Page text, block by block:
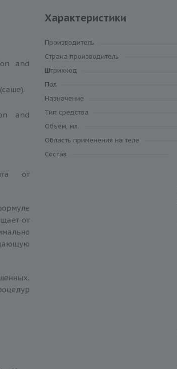
and
and
от
от
Характеристики
Производитель
Cтрана производитель
Штрихкод
Пол
Назначение
Тип средства
Объём, мл.
Область применения на теле
Состав